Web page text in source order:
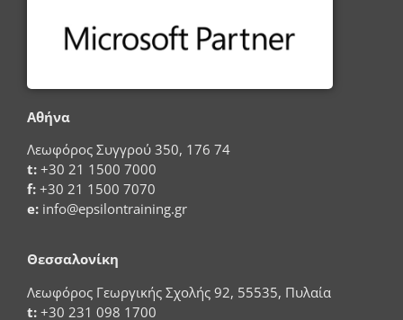
Αθήνα
Λεωφόρος Συγγρού 350, 176 74
t: +30 21 1500 7000
f: +30 21 1500 7070
e: info@epsilontraining.gr
Θεσσαλονίκη
Λεωφόρος Γεωργικής Σχολής 92, 55535, Πυλαία
t: +30 231 098 1700